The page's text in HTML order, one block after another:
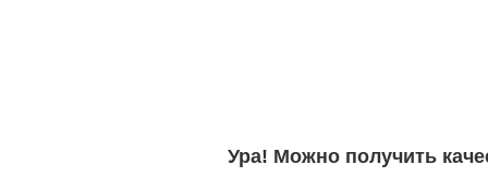
Ура! Можно получить